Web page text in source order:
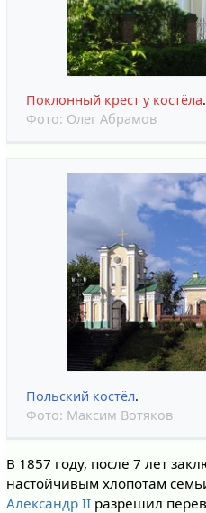
Поклонный крест у костёла.
Фото: Олег Абрамов
Польский костёл.
Фото: Максим Вотяков
В 1857 году, после 7 лет
настойчивым хлопотам
Александр IIразрешил